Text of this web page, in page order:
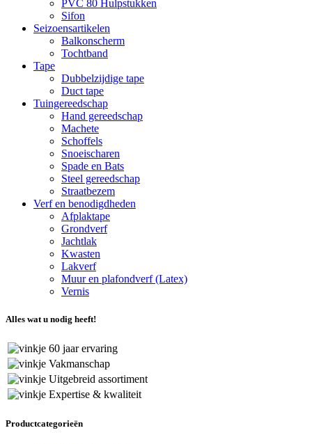
PVC 80 Hulpstukken
Sifon
Seizoensartikelen
Balkonscherm
Tochtband
Tape
Dubbelzijdige tape
Duct tape
Tuingereedschap
Hand gereedschap
Machete
Schoffels
Snoeischaren
Spade en Bats
Steel gereedschap
Straatbezem
Verf en benodigdheden
Afplaktape
Grondverf
Jachtlak
Kwasten
Lakverf
Muur en plafondverf (Latex)
Vernis
Alles wat u nodig heeft!
60 jaar ervaring
Vakmanschap
Uitgebreid assortiment
Expertise & kwaliteit
Productcategorieën